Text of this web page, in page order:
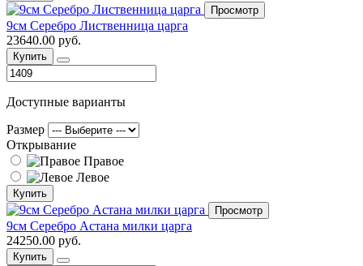
Просмотр
9см Серебро Лиственница царга
23640.00 руб.
Купить
Доступные варианты
Размер
Открывание
Правое
Левое
Купить
Просмотр
9см Серебро Астана милки царга
24250.00 руб.
Купить